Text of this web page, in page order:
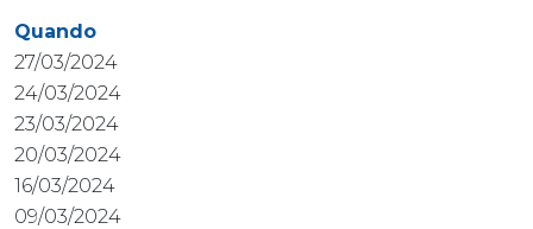
Quando
27/03/2024
24/03/2024
23/03/2024
20/03/2024
16/03/2024
09/03/2024